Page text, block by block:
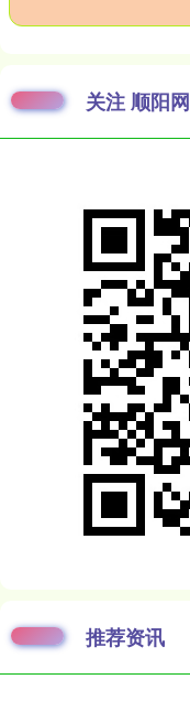
关注 顺阳网
推荐资讯